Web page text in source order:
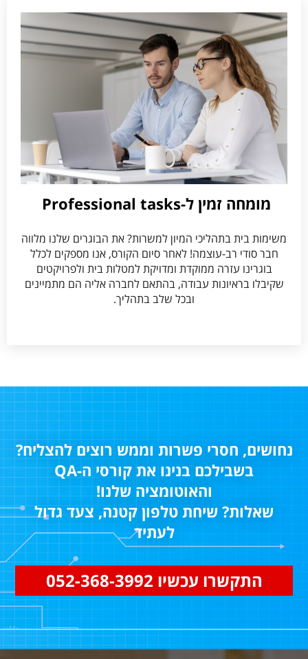
מומחה זמין ל-Professional tasks ​
משימות בית בתהליכי המיון למשרות? את הבוגרים שלנו מלווה
חבר סודי רב-עוצמה! לאחר סיום הקורס, אנו מספקים לכלל
בוגרינו עזרה ממוקדת ומדויקת למטלות בית ולפרויקטים
שקיבלו בראיונות עבודה, בהתאם לחברה אליה הם מתמיינים
ובכל שלב בתהליך.
נחושים, חסרי פשרות וממש רוצים להצליח?
בשבילכם בנינו את קורסי ה-QA
והאוטומציה שלנו!
שאלות? שיחת טלפון קטנה, צעד גדול
לעתיד
התקשרו עכשיו 052-368-3992⁩